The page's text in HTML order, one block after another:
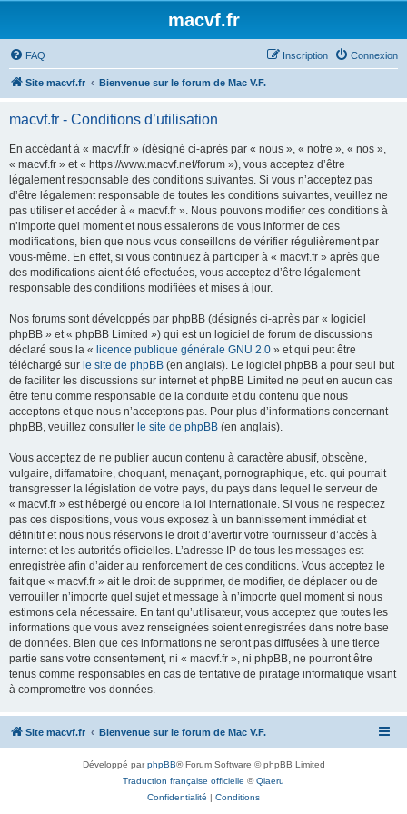
macvf.fr
FAQ Connexion
Inscription
Site macvf.fr Bienvenue sur le forum de Mac V.F.
macvf.fr - Conditions d’utilisation
En accédant à « macvf.fr » (désigné ci-après par « nous », « notre », « nos »,
« macvf.fr » et « https://www.macvf.net/forum »), vous acceptez d’être
légalement responsable des conditions suivantes. Si vous n’acceptez pas
d’être légalement responsable de toutes les conditions suivantes, veuillez ne
pas utiliser et accéder à « macvf.fr ». Nous pouvons modifier ces conditions à
n’importe quel moment et nous essaierons de vous informer de ces
modifications, bien que nous vous conseillons de vérifier régulièrement par
vous-même. En effet, si vous continuez à participer à « macvf.fr » après que
des modifications aient été effectuées, vous acceptez d’être légalement
responsable des conditions modifiées et mises à jour.
Nos forums sont développés par phpBB (désignés ci-après par « logiciel
phpBB » et « phpBB Limited ») qui est un logiciel de forum de discussions
déclaré sous la « licence publique générale GNU 2.0 » et qui peut être
téléchargé sur le site de phpBB (en anglais). Le logiciel phpBB a pour seul but
de faciliter les discussions sur internet et phpBB Limited ne peut en aucun cas
être tenu comme responsable de la conduite et du contenu que nous
acceptons et que nous n’acceptons pas. Pour plus d’informations concernant
phpBB, veuillez consulter le site de phpBB (en anglais).
Vous acceptez de ne publier aucun contenu à caractère abusif, obscène,
vulgaire, diffamatoire, choquant, menaçant, pornographique, etc. qui pourrait
transgresser la législation de votre pays, du pays dans lequel le serveur de
« macvf.fr » est hébergé ou encore la loi internationale. Si vous ne respectez
pas ces dispositions, vous vous exposez à un bannissement immédiat et
définitif et nous nous réservons le droit d’avertir votre fournisseur d’accès à
internet et les autorités officielles. L’adresse IP de tous les messages est
enregistrée afin d’aider au renforcement de ces conditions. Vous acceptez le
fait que « macvf.fr » ait le droit de supprimer, de modifier, de déplacer ou de
verrouiller n’importe quel sujet et message à n’importe quel moment si nous
estimons cela nécessaire. En tant qu’utilisateur, vous acceptez que toutes les
informations que vous avez renseignées soient enregistrées dans notre base
de données. Bien que ces informations ne seront pas diffusées à une tierce
partie sans votre consentement, ni « macvf.fr », ni phpBB, ne pourront être
tenus comme responsables en cas de tentative de piratage informatique visant
à compromettre vos données.
Site macvf.fr Bienvenue sur le forum de Mac V.F.
Développé parphpBB® Forum Software © phpBB Limited
Traduction française officielle ©Qiaeru
Confidentialité | Conditions